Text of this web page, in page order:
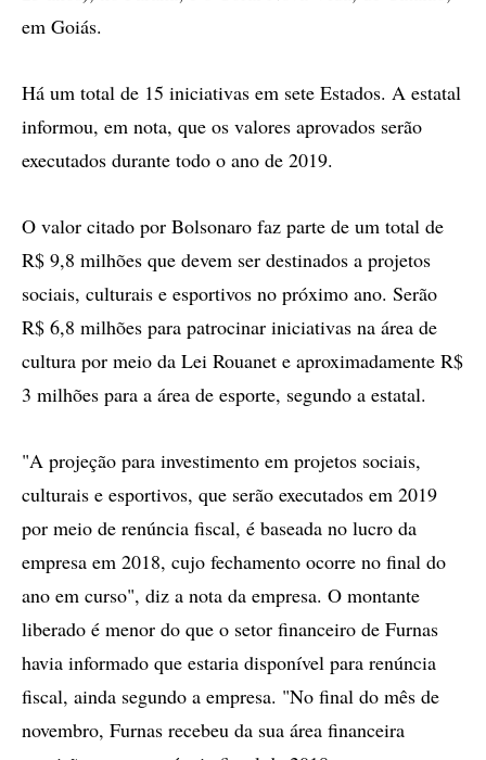
em Goiás.
Há um total de 15 iniciativas em sete Estados. A estatal
informou, em nota, que os valores aprovados serão
executados durante todo o ano de 2019.
O valor citado por Bolsonaro faz parte de um total de
R$ 9,8 milhões que devem ser destinados a projetos
sociais, culturais e esportivos no próximo ano. Serão
R$ 6,8 milhões para patrocinar iniciativas na área de
cultura por meio da Lei Rouanet e aproximadamente R$
3 milhões para a área de esporte, segundo a estatal.
"A projeção para investimento em projetos sociais,
culturais e esportivos, que serão executados em 2019
por meio de renúncia fiscal, é baseada no lucro da
empresa em 2018, cujo fechamento ocorre no final do
ano em curso", diz a nota da empresa. O montante
liberado é menor do que o setor financeiro de Furnas
havia informado que estaria disponível para renúncia
fiscal, ainda segundo a empresa. "No final do mês de
novembro, Furnas recebeu da sua área financeira